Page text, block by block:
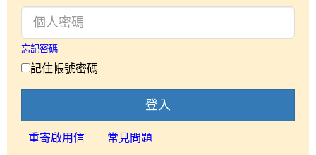
忘記密碼
記住帳號密碼
登入
重寄啟用信 常見問題